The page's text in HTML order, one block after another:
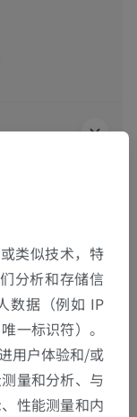
。
类似技术，特
分析和存储信
数据（例如 IP
一标识符）。
用户体验和/或
量和分析、与
性能测量和内